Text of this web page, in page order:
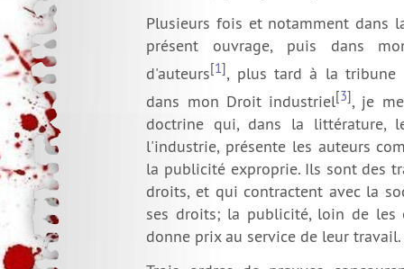
Plusieurs fois et notamment dans
présent ouvrage, puis dans
d'auteurs[1], plus tard à la tribune
dans mon Droit industriel[3], je
doctrine qui, dans la littérature,
l'industrie, présente les auteurs
la publicité exproprie. Ils sont des
droits, et qui contractent avec la
ses droits; la publicité, loin de les
donne prix au service de leur travail.